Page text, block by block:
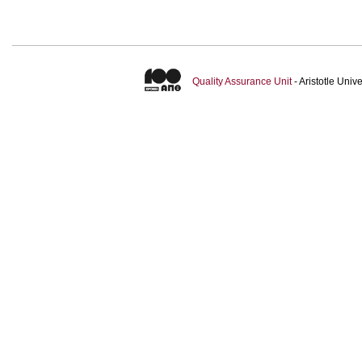
Quality Assurance Unit- Aristotle